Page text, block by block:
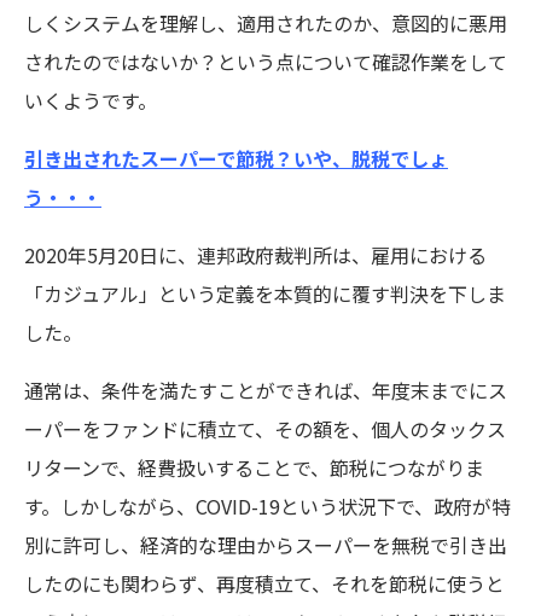
しくシステムを理解し、適用されたのか、意図的に悪用
されたのではないか？という点について確認作業をして
いくようです。
引き出されたスーパーで節税？いや、脱税でしょ
う・・・
2020年5月20日に、連邦政府裁判所は、雇用における
「カジュアル」という定義を本質的に覆す判決を下しま
した。
通常は、条件を満たすことができれば、年度末までにス
ーパーをファンドに積立て、その額を、個人のタックス
リターンで、経費扱いすることで、節税につながりま
す。しかしながら、COVID-19という状況下で、政府が特
別に許可し、経済的な理由からスーパーを無税で引き出
したのにも関わらず、再度積立て、それを節税に使うと